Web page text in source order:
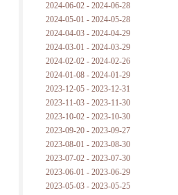
2024-06-02 - 2024-06-28
2024-05-01 - 2024-05-28
2024-04-03 - 2024-04-29
2024-03-01 - 2024-03-29
2024-02-02 - 2024-02-26
2024-01-08 - 2024-01-29
2023-12-05 - 2023-12-31
2023-11-03 - 2023-11-30
2023-10-02 - 2023-10-30
2023-09-20 - 2023-09-27
2023-08-01 - 2023-08-30
2023-07-02 - 2023-07-30
2023-06-01 - 2023-06-29
2023-05-03 - 2023-05-25